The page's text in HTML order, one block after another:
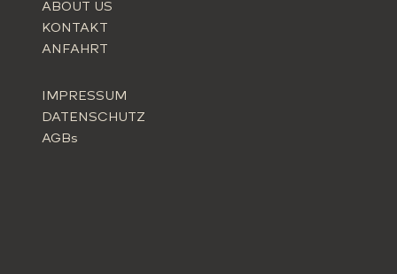
ABOUT US
KONTAKT
ANFAHRT
IMPRESSUM
DATENSCHUTZ
AGBs